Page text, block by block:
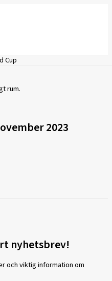
Cup
rum.
2023
nyhetsbrev!
och viktig information om